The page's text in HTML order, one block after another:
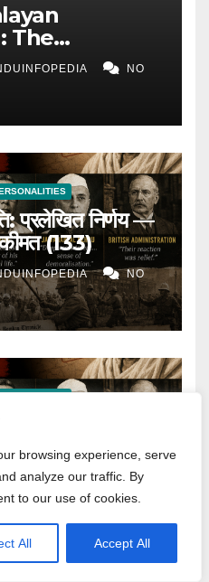
browsing experience, serve
analyze our traffic. By
to our use of cookies.
All Accept All
The
26 Years
NO
प्रलेखित निर्णय —
(133)
NO
Calamity:
Verdict —
Cost
NO